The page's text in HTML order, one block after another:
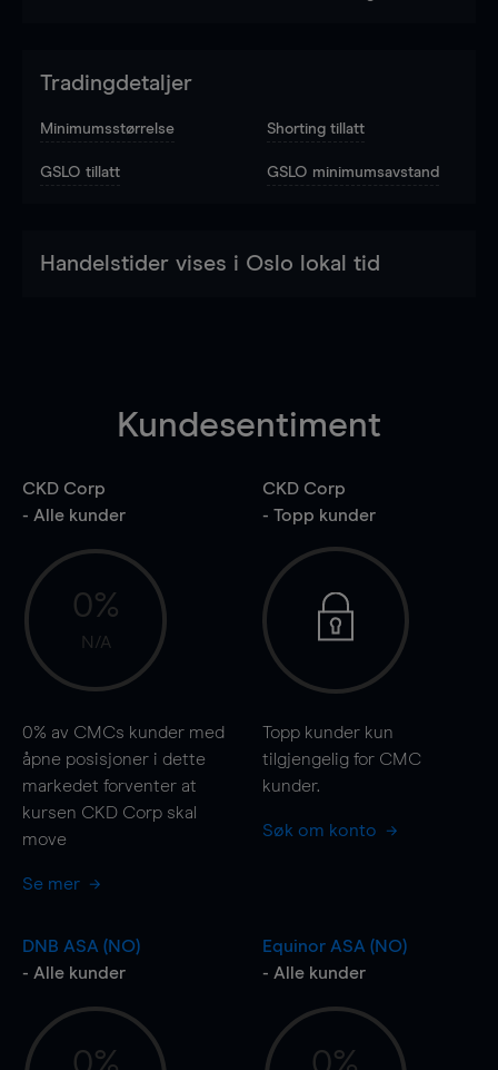
Tradingdetaljer
Minimumsstørrelse Shorting tillatt
GSLO tillatt GSLO minimumsavstand
Handelstider vises i Oslo lokal tid
Kundesentiment
CKD Corp
- Alle kunder
0%
N/A
0% av CMCs kunder med
åpne posisjoner i dette
markedet forventer at
kursen CKD Corp skal
move
Se mer
CKD Corp
- Topp kunder
Topp kunder kun
tilgjengelig for CMC
kunder.
Søk om konto
DNB ASA (NO)
- Alle kunder
Equinor ASA (NO)
- Alle kunder